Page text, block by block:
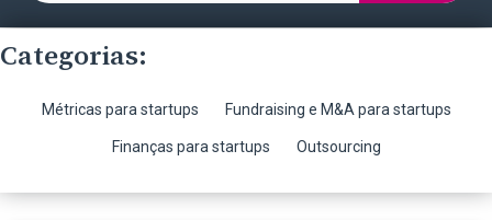
Categorias:
Métricas para startups Fundraising e M&A para startups
Finanças para startups Outsourcing